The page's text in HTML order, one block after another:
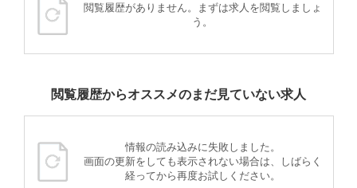
閲覧履歴がありません。まずは求人を閲覧しましょ
う。
閲覧履歴からオススメのまだ見ていない求人
情報の読み込みに失敗しました。
画面の更新をしても表示されない場合は、しばらく
経ってから再度お試しください。